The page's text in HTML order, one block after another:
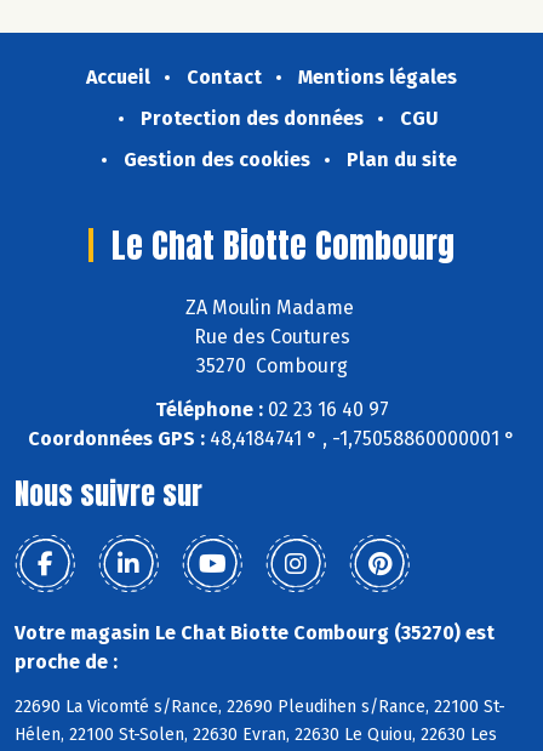
Accueil Contact
Mentions légales
Protection des données
CGU
Gestion des cookies
Plan du site
Le Chat Biotte Combourg
ZA Moulin Madame
Rue des Coutures
35270 Combourg
Téléphone :02 23 16 40 97
Coordonnées GPS : 48,4184741 ° , -1,75058860000001 °
Nous suivre sur
Votre magasin Le Chat Biotte Combourg (35270) est
proche de :
22690 La Vicomté s/Rance, 22690 Pleudihen s/Rance, 22100 St-
Hélen, 22100 St-Solen, 22630 Evran, 22630 Le Quiou, 22630 Les